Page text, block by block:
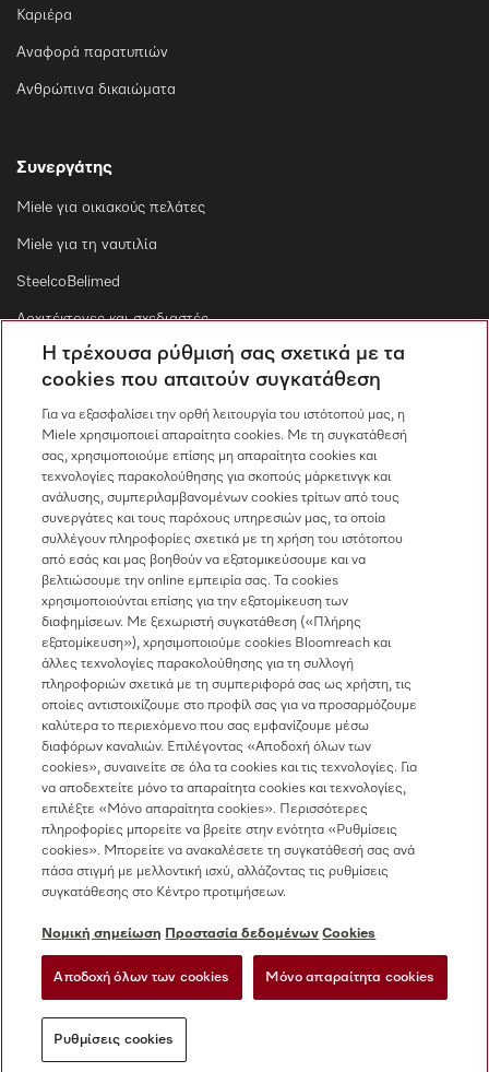
Καριέρα
Αναφορά παρατυπιών
Ανθρώπινα δικαιώματα
Συνεργάτης
Miele για οικιακούς πελάτες
Miele για τη ναυτιλία
SteelcoBelimed
Αρχιτέκτονες και σχεδιαστές
Για εμπορικούς συνεργάτες
Επικοινωνία
Επισκόπηση επικοινωνίας
Πωλήσεις
210 6794444
Εξυπηρέτηση πελατών
210 6794444
Ακολουθήστε τη Miele Professional
Νομική σημείωση
Ρυθμίσεις cookies
Η τρέχουσα ρύθμισή σας σχετικά με τα
cookies που απαιτούν συγκατάθεση
Για να εξασφαλίσει την ορθή λειτουργία του ιστότοπού μας, η
Miele χρησιμοποιεί απαραίτητα cookies. Με τη συγκατάθεσή
σας, χρησιμοποιούμε επίσης μη απαραίτητα cookies και
τεχνολογίες παρακολούθησης για σκοπούς μάρκετινγκ και
ανάλυσης, συμπεριλαμβανομένων cookies τρίτων από τους
συνεργάτες και τους παρόχους υπηρεσιών μας, τα οποία
συλλέγουν πληροφορίες σχετικά με τη χρήση του ιστότοπου
από εσάς και μας βοηθούν να εξατομικεύσουμε και να
βελτιώσουμε την online εμπειρία σας. Τα cookies
χρησιμοποιούνται επίσης για την εξατομίκευση των
διαφημίσεων. Με ξεχωριστή συγκατάθεση («Πλήρης
εξατομίκευση»), χρησιμοποιούμε cookies Bloomreach και
άλλες τεχνολογίες παρακολούθησης για τη συλλογή
πληροφοριών σχετικά με τη συμπεριφορά σας ως χρήστη, τις
οποίες αντιστοιχίζουμε στο προφίλ σας για να προσαρμόζουμε
καλύτερα το περιεχόμενο που σας εμφανίζουμε μέσω
διαφόρων καναλιών. Επιλέγοντας «Αποδοχή όλων των
cookies», συναινείτε σε όλα τα cookies και τις τεχνολογίες. Για
να αποδεχτείτε μόνο τα απαραίτητα cookies και τεχνολογίες,
επιλέξτε «Μόνο απαραίτητα cookies». Περισσότερες
πληροφορίες μπορείτε να βρείτε στην ενότητα «Ρυθμίσεις
cookies». Μπορείτε να ανακαλέσετε τη συγκατάθεσή σας ανά
πάσα στιγμή με μελλοντική ισχύ, αλλάζοντας τις ρυθμίσεις
συγκατάθεσης στο Κέντρο προτιμήσεων.
Νομική σημείωση Προστασία δεδομένων Cookies
Αποδοχή όλων των cookies Μόνο απαραίτητα cookies
Ρυθμίσεις cookies